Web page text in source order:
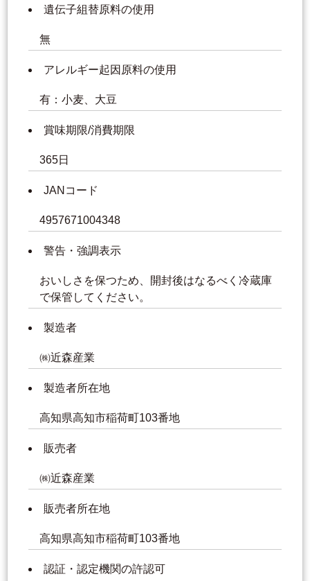
遺伝子組替原料の使用
無
アレルギー起因原料の使用
有：小麦、大豆
賞味期限/消費期限
365日
JANコード
4957671004348
警告・強調表示
おいしさを保つため、開封後はなるべく冷蔵庫
で保管してください。
製造者
㈱近森産業
製造者所在地
高知県高知市稲荷町103番地
販売者
㈱近森産業
販売者所在地
高知県高知市稲荷町103番地
認証・認定機関の許認可